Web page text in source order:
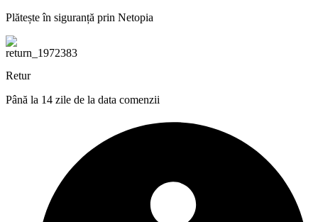
Plătește în siguranță prin Netopia
Retur
Până la 14 zile de la data comenzii